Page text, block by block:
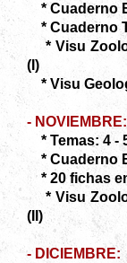
* Cuaderno
* Cuaderno
* Visu
(I)
* Visu
- NOVIEMBRE:
* Temas: 4 -
* Cuaderno
* 20 fichas
* Visu
(II)
- DICIEMBRE: